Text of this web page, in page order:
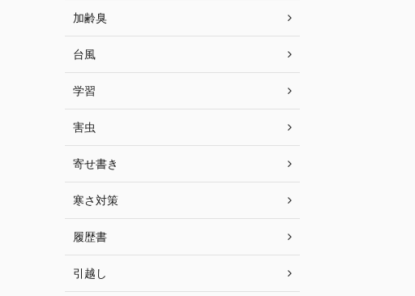
加齢臭
台風
学習
害虫
寄せ書き
寒さ対策
履歴書
引越し